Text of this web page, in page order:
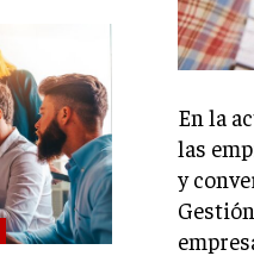
En la
las
y